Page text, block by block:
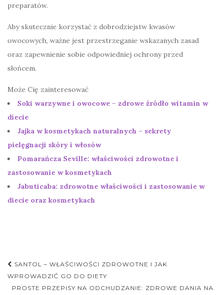
preparatów.
Aby skutecznie korzystać z dobrodziejstw kwasów
owocowych, ważne jest przestrzeganie wskazanych zasad
oraz zapewnienie sobie odpowiedniej ochrony przed
słońcem.
Może Cię zainteresować
Soki warzywne i owocowe – zdrowe źródło witamin w
diecie
Jajka w kosmetykach naturalnych – sekrety
pielęgnacji skóry i włosów
Pomarańcza Seville: właściwości zdrowotne i
zastosowanie w kosmetykach
Jabuticaba: zdrowotne właściwości i zastosowanie w
diecie oraz kosmetykach
Nawigacja
postu
SANTOL – WŁAŚCIWOŚCI ZDROWOTNE I JAK
WPROWADZIĆ GO DO DIETY
PROSTE PRZEPISY NA ODCHUDZANIE: ZDROWE DANIA NA